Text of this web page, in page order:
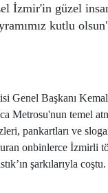
İzmir'in güzel
kutlu
Genel Başkanı
Metrosu'nun temel
pankartları ve
onbinlerce İzmirli
şarkılarıyla coştu.